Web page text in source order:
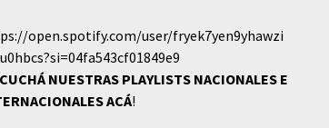
open.spotify.com/user/fryek7yen9yhawzi
NUESTRAS PLAYLISTS NACIONALES E
ACÁ!